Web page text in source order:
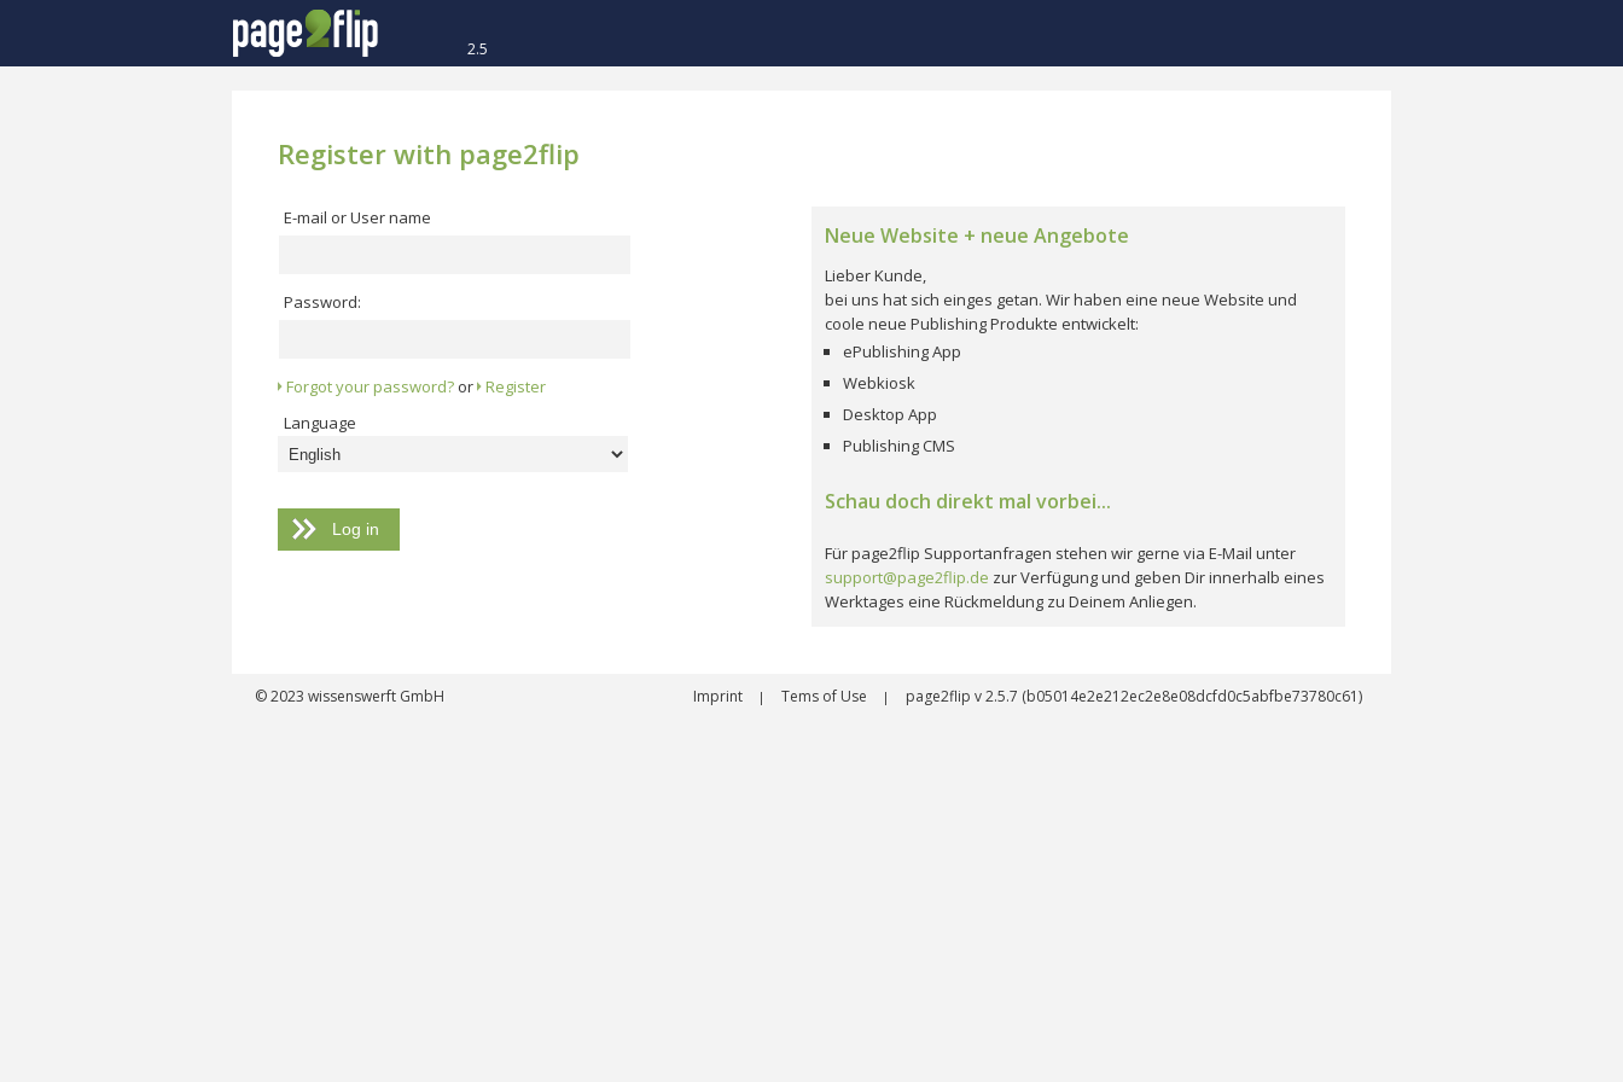
2.5
Register with page2flip
E-mail or User name
Password:
Forgot your password? or Register
Language
Neue Website + neue Angebote
Lieber Kunde,
bei uns hat sich einges getan. Wir haben eine neue Website und
coole neue Publishing Produkte entwickelt:
ePublishing App
Webkiosk
Desktop App
Publishing CMS
Schau doch direkt mal vorbei...
Für page2flip Supportanfragen stehen wir gerne via E-Mail unter
support@page2flip.de zur Verfügung und geben Dir innerhalb eines
Werktages eine Rückmeldung zu Deinem Anliegen.
Imprint | Tems of Use | page2flip v 2.5.7 (b05014e2e212ec2e8e08dcfd0c5abfbe73780c61)
© 2023 wissenswerft GmbH